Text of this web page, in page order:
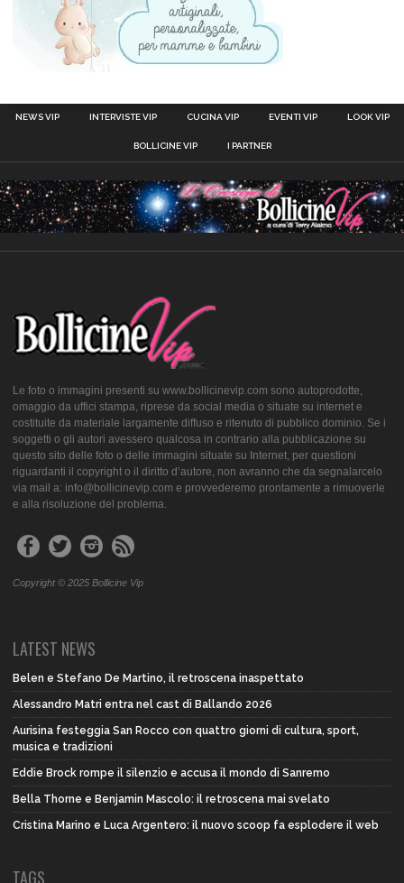
NEWS VIP INTERVISTE VIP CUCINA VIP EVENTI VIP LOOK VIP
BOLLICINE VIP I PARTNER
Le foto o immagini presenti su www.bollicinevip.com sono autoprodotte,
omaggio da uffici stampa, riprese da social media o situate su internet e
costituite da materiale largamente diffuso e ritenuto di pubblico dominio. Se i
soggetti o gli autori avessero qualcosa in contrario alla pubblicazione su
questo sito delle foto o delle immagini situate su Internet, per questioni
riguardanti il copyright o il diritto d’autore, non avranno che da segnalarcelo
via mail a: info@bollicinevip.com e provvederemo prontamente a rimuoverle
e alla risoluzione del problema.
Copyright © 2025 Bollicine Vip
LATEST NEWS
Belen e Stefano De Martino, il retroscena inaspettato
Alessandro Matri entra nel cast di Ballando 2026
Aurisina festeggia San Rocco con quattro giorni di cultura, sport,
musica e tradizioni
Eddie Brock rompe il silenzio e accusa il mondo di Sanremo
Bella Thorne e Benjamin Mascolo: il retroscena mai svelato
Cristina Marino e Luca Argentero: il nuovo scoop fa esplodere il web
TAGS